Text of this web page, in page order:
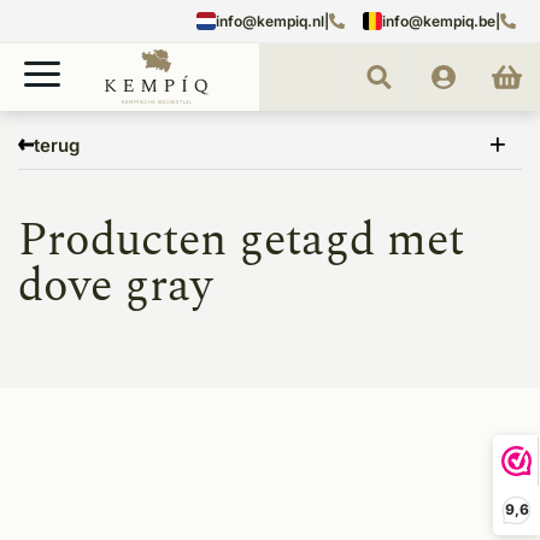
9,6
info@kempiq.nl info@kempiq.be
terug
dove gray
Producten getagd met
dove gray